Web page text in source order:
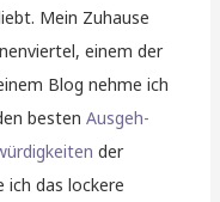
Mein Zuhause
einem der
Blog nehme ich
bestenAusgeh-
der
ich das lockere